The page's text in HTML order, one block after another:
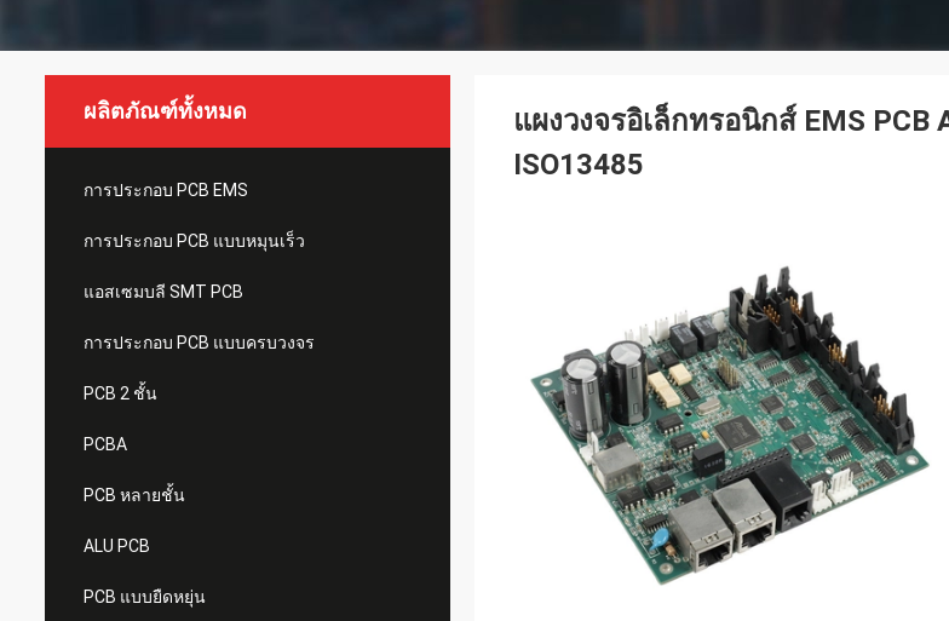
ผลิตภัณฑ์ทั้งหมด
การประกอบ PCB EMS
การประกอบ PCB แบบหมุนเร็ว
แอสเซมบลี SMT PCB
การประกอบ PCB แบบครบวงจร
PCB 2 ชั้น
PCBA
PCB หลายชั้น
ALU PCB
PCB แบบยืดหยุ่น
แผงวงจรอิเล็กทรอนิกส์ EMS
ISO13485